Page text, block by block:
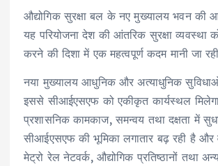
औद्योगिक सुरक्षा बल के नए मुख्यालय भवन की
यह परियोजना देश की आंतरिक सुरक्षा व्यवस्था
करने की दिशा में एक महत्वपूर्ण कदम मानी जा
नया मुख्यालय आधुनिक और अत्याधुनिक
इससे सीआईएसएफ को एकीकृत कार्यस्थल
प्रशासनिक कामकाज, समन्वय तथा दक्षता में
सीआईएसएफ की भूमिका लगातार बढ़ रही है और
मेट्रो रेल नेटवर्क, औद्योगिक प्रतिष्ठानों तथा